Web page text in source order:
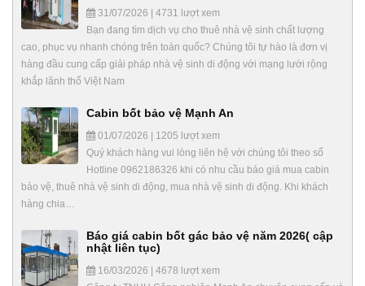
31/07/2026 | 4731 lượt xem
Bạn đang tìm dịch vụ cho thuê nhà vệ sinh chất lượng
cao, phục vụ nhanh chóng trên toàn quốc? Chúng tôi tự hào là đơn vị
hàng đầu cung cấp giải pháp nhà vệ sinh di động với mạng lưới rộng
khắp lãnh thổ Việt Nam
Cabin bốt bảo vệ Mạnh An
01/07/2026 | 1205 lượt xem
Quý khách hàng vui lòng liên hệ với chúng tôi theo số
Hotline 0962186326 khi có nhu cầu báo giá mua cabin
bảo vệ, thuê nhà vệ sinh di động, mua nhà vệ sinh di động. Khi khách
hàng chia…
Báo giá cabin bốt gác bảo vệ năm 2026( cập
nhật liên tục)
16/03/2026 | 4678 lượt xem